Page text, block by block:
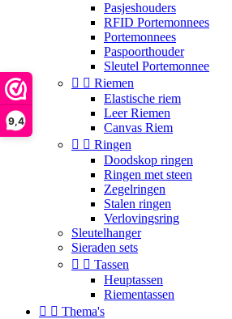
9,4
Pasjeshouders
RFID Portemonnees
Portemonnees
Paspoorthouder
Sleutel Portemonnee
  Riemen
Elastische riem
Leer Riemen
Canvas Riem
  Ringen
Doodskop ringen
Ringen met steen
Zegelringen
Stalen ringen
Verlovingsring
Sleutelhanger
Sieraden sets
  Tassen
Heuptassen
Riementassen
  Thema's